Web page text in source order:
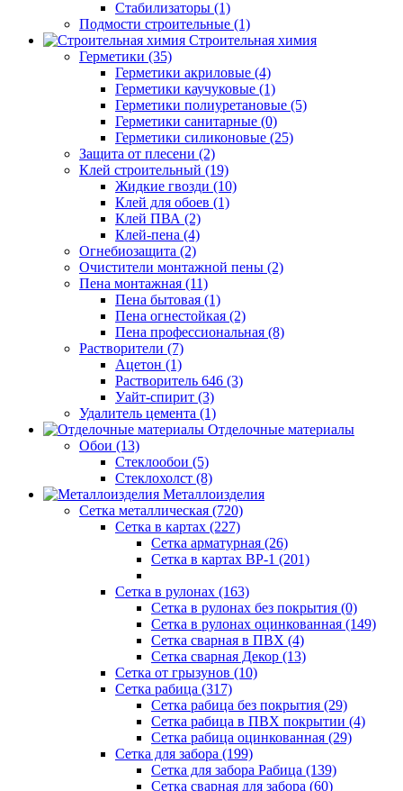
Стабилизаторы (1)
Подмости строительные (1)
Строительная химия
Герметики (35)
Герметики акриловые (4)
Герметики каучуковые (1)
Герметики полиуретановые (5)
Герметики санитарные (0)
Герметики силиконовые (25)
Защита от плесени (2)
Клей строительный (19)
Жидкие гвозди (10)
Клей для обоев (1)
Клей ПВА (2)
Клей-пена (4)
Огнебиозащита (2)
Очистители монтажной пены (2)
Пена монтажная (11)
Пена бытовая (1)
Пена огнестойкая (2)
Пена профессиональная (8)
Растворители (7)
Ацетон (1)
Растворитель 646 (3)
Уайт-спирит (3)
Удалитель цемента (1)
Отделочные материалы
Обои (13)
Стеклообои (5)
Стеклохолст (8)
Металлоизделия
Сетка металлическая (720)
Сетка в картах (227)
Сетка арматурная (26)
Сетка в картах ВР-1 (201)
Сетка в рулонах (163)
Сетка в рулонах без покрытия (0)
Сетка в рулонах оцинкованная (149)
Сетка сварная в ПВХ (4)
Сетка сварная Декор (13)
Сетка от грызунов (10)
Сетка рабица (317)
Сетка рабица без покрытия (29)
Сетка рабица в ПВХ покрытии (4)
Сетка рабица оцинкованная (29)
Сетка для забора (199)
Сетка для забора Рабица (139)
Сетка сварная для забора (60)